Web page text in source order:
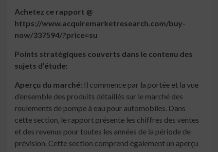
Achetez ce rapport @
https://www.acquiremarketresearch.com/buy-
now/337594/?price=su
Points stratégiques couverts dans le contenu des
sujets d’étude:
Aperçu du marché: Il commence par la portée et la vue
d’ensemble des produits détaillés sur le marché des
roulements de pompe à eau pour automobiles. Dans
cette section, le rapport présente les chiffres des ventes
et des revenus pour toutes les années de la période de
prévision. Cette section comprend également un aperçu